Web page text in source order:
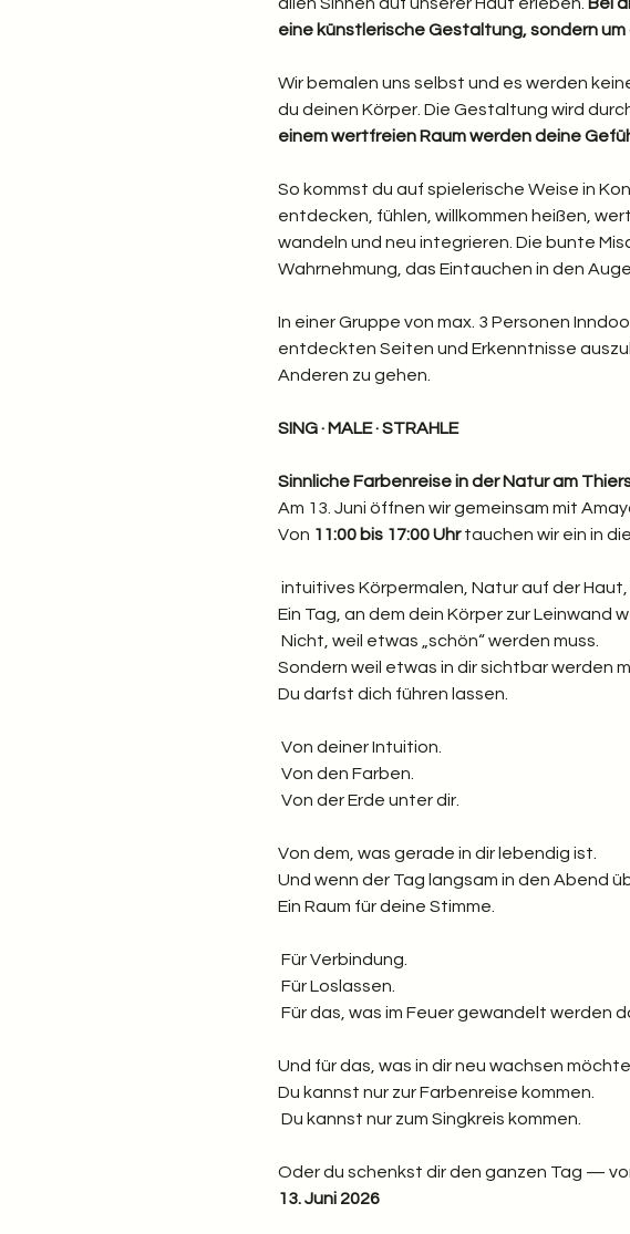
eine künstlerische Gestaltung, sondern
Wir bemalen uns selbst und es werden
du deinen Körper. Die Gestaltung wird
einem wertfreien Raum werden deine
So kommst du auf spielerische Weise in
entdecken, fühlen, willkommen heißen,
wandeln und neu integrieren. Die bunte
Wahrnehmung, das Eintauchen in den
In einer Gruppe von max. 3 Personen
entdeckten Seiten und Erkenntnisse
Anderen zu gehen.
SING · MALE · STRAHLE
Sinnliche Farbenreise in der Natur am
Am 13. Juni öffnen wir gemeinsam mit
Von 11:00 bis 17:00 Uhr tauchen wir ein in
intuitives Körpermalen, Natur auf der
Ein Tag, an dem dein Körper zur Leinwand
Nicht, weil etwas „schön“ werden muss.
Sondern weil etwas in dir sichtbar werden
Du darfst dich führen lassen.
Von deiner Intuition.
Von den Farben.
Von der Erde unter dir.
Von dem, was gerade in dir lebendig ist.
Und wenn der Tag langsam in den Abend
Ein Raum für deine Stimme.
Für Verbindung.
Für Loslassen.
Für das, was im Feuer gewandelt werden
Und für das, was in dir neu wachsen möchte.
Du kannst nur zur Farbenreise kommen.
Du kannst nur zum Singkreis kommen.
Oder du schenkst dir den ganzen Tag —
13. Juni 2026